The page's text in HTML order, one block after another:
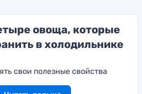
овоща, которые
в холодильнике
свои полезные свойства